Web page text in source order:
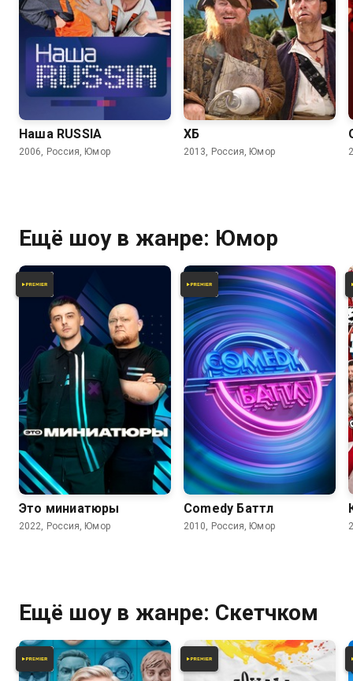
6.2 6.2
Наша RUSSIA
2006, Россия, Юмор
6.5 5.5
ХБ
2013, Россия, Юмор
Ещё шоу в жанре: Юмор
6.6
Это миниатюры
2022, Россия, Юмор
4.3 3.2
Comedy Баттл
2010, Россия, Юмор
Ещё шоу в жанре: Скетчком